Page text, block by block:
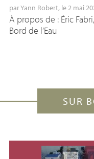
parYann Robert, le 2 mai
À propos de : Éric Fabri,
Bord de l’Eau
SUR